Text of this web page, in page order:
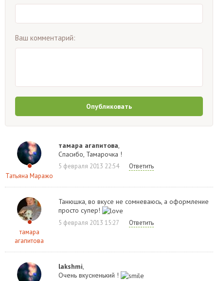
Ваш комментарий:
Опубликовать
Татьяна Маражо
тамара агапитова,
Спасибо, Тамарочка !
5 февраля 2013 22:54 Ответить
тамара
агапитова
Танюшка, во вкусе не сомневаюсь, а оформление
просто супер!
5 февраля 2013 15:27 Ответить
lakshmi,
Очень вкусненький !